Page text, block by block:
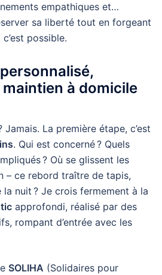
empathiques et…
sa liberté tout en forgeant
possible.
maintien à domicile
Jamais. La première étape, c’est
. Qui est concerné ? Quels
? Où se glissent les
– ce rebord traître de tapis,
nuit ? Je crois fermement à la
approfondi, réalisé par des
rompant d’entrée avec les
SOLIHA (Solidaires pour